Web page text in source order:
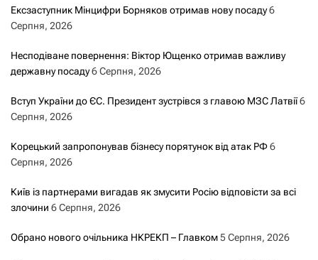
Ексзаступник Мінцифри Борняков отримав нову посаду6
Серпня, 2026
Несподіване повернення: Віктор Ющенко отримав важливу
державну посаду6 Серпня, 2026
Вступ України до ЄС. Президент зустрівся з главою МЗС Латвії6
Серпня, 2026
Корецький запропонував бізнесу порятунок від атак РФ6
Серпня, 2026
Київ із партнерами вигадав як змусити Росію відповісти за всі
злочини 6 Серпня, 2026
Обрано нового очільника НКРЕКП – Главком5 Серпня, 2026